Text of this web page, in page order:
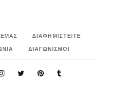
ΔΙΑΦΗΜΙΣΤΕΙΤΕ
ΔΙΑΓΩΝΙΣΜΟΙ